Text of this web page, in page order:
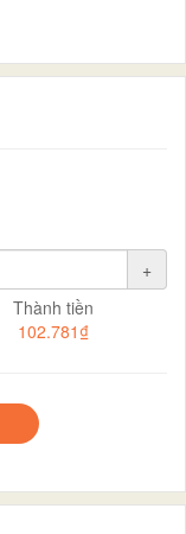
+
Thành tiền
102.781₫